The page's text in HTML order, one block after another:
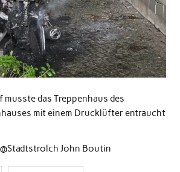
musste das Treppenhaus des
mit einem Drucklüfter entraucht
John Boutin